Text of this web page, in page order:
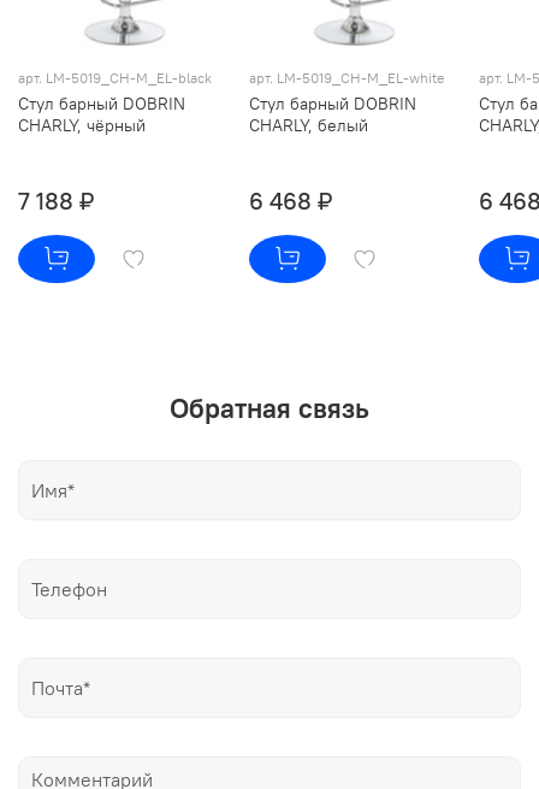
арт. LM-5019_CH-M_EL-black
Стул барный DOBRIN
CHARLY, чёрный
7 188 ₽
арт. LM-5019_CH-M_EL-white
Стул барный DOBRIN
CHARLY, белый
6 468 ₽
арт. LM-
Стул
6
Обратная связь